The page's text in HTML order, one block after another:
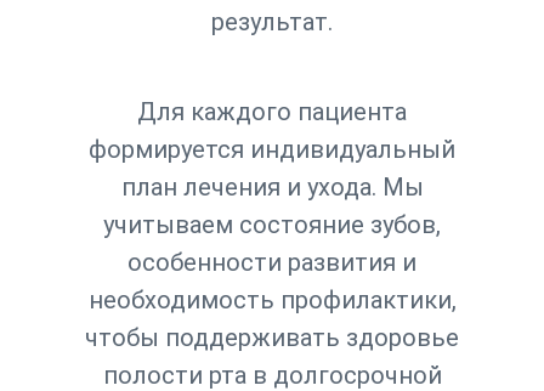
результат.
Для каждого пациента
формируется индивидуальный
план лечения и ухода. Мы
учитываем состояние зубов,
особенности развития и
необходимость профилактики,
чтобы поддерживать здоровье
полости рта в долгосрочной